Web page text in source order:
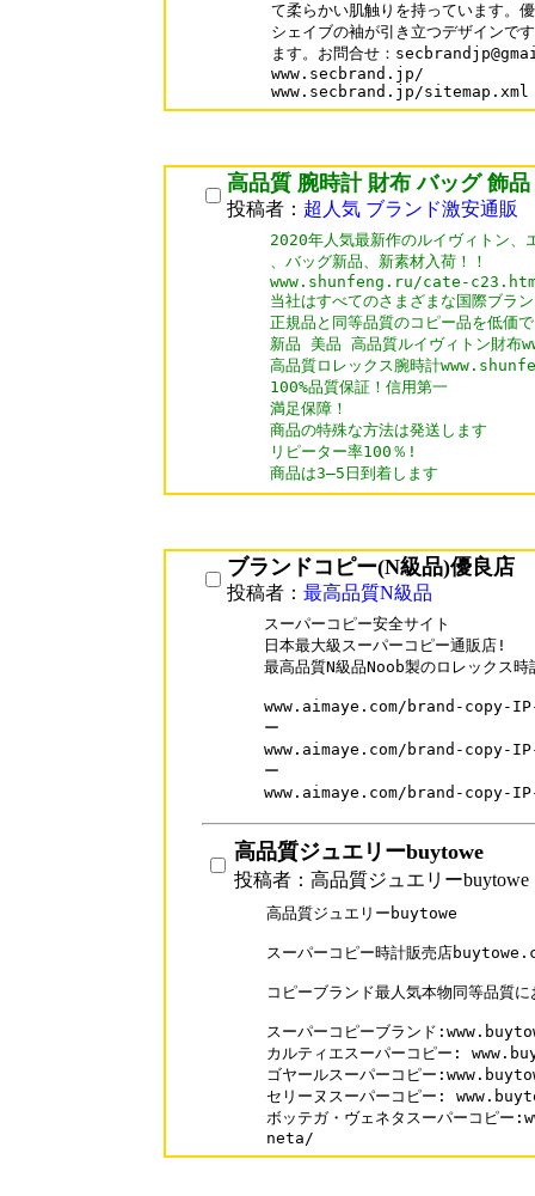
て柔らかい肌触りを持っています。
シェイブの袖が引き立つデザインで
ます。お問合せ：
www.secbrand.jp/
高品質 腕時計 財布 バッグ 飾
投稿者： 超人気 ブランド激安通販
2020年人気最新作のルイヴィトン、
、バッグ新品、新素材入荷！！
www.shunfeng.ru/cate-
当社はすべてのさまざまな国際ブラ
正規品と同等品質のコピー品を低価
新品 美品 高品質ルイヴィトン
高品質ロレックス腕時計
100%品質保証！信用第一
満足保障！
商品の特殊な方法は発送します
リピーター率100％!
商品は3―5日到着します
ブランドコピー(N級品)優良店
投稿者： 最高品質N級品
スーパーコピー安全サイト
日本最大級スーパーコピー通販店!
最高品質N級品Noob製のロレックス
www.aimaye.com/brand-copy-IP-
ー
www.aimaye.com/brand-copy-IP-
ー
www.aimaye.com/brand-copy-
高品質ジュエリーbuytowe
投稿者：高品質ジュエリーbuytowe
高品質ジュエリーbuytowe
スーパーコピー時計販売店
コピーブランド最人気本物同等品質
スーパーコピーブランド
カルティエスーパーコピー:
ゴヤールスーパーコピー
セリーヌスーパーコピー:
ボッテガ・ヴェネタスーパーコピ